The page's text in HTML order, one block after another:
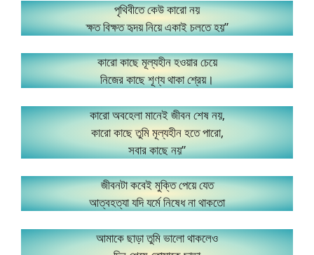
পৃথিবীতে কেউ কারো নয়
ক্ষত বিক্ষত হৃদয় নিয়ে একাই চলতে হয়”
কারো কাছে মূল্যহীন হওয়ার চেয়ে
নিজের কাছে শূণ্য থাকা শ্রেয়।
কারো অবহেলা মানেই জীবন শেষ নয়,
কারো কাছে তুমি মূল্যহীন হতে পারো,
সবার কাছে নয়”
জীবনটা কবেই মুক্তি পেয়ে যেত
আত্বহত্যা যদি যর্মে নিষেধ না থাকতো
আমাকে ছাড়া তুমি ভালো থাকলেও